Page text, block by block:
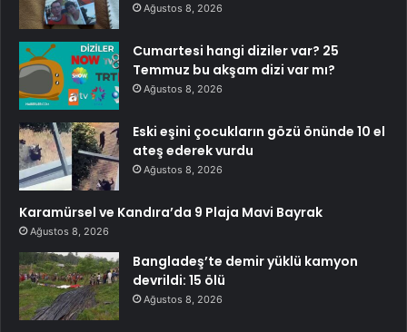
Ağustos 8, 2026
Cumartesi hangi diziler var? 25
Temmuz bu akşam dizi var mı?
Ağustos 8, 2026
Eski eşini çocukların gözü önünde 10 el
ateş ederek vurdu
Ağustos 8, 2026
Karamürsel ve Kandıra’da 9 Plaja Mavi Bayrak
Ağustos 8, 2026
Bangladeş’te demir yüklü kamyon
devrildi: 15 ölü
Ağustos 8, 2026